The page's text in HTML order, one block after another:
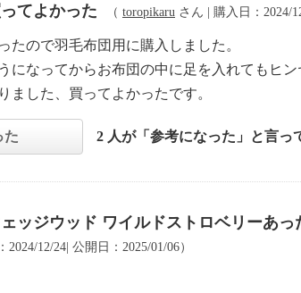
てよかった （ toropikaru さん | 購入日：2024/
たので羽毛布団用に購入しました。
になってからお布団の中に足を入れてもヒ
ました、買ってよかったです。
た 2 人が「参考になった」と言っ
ッジウッド ワイルドストロベリーあ
2024/12/24| 公開日：2025/01/06）